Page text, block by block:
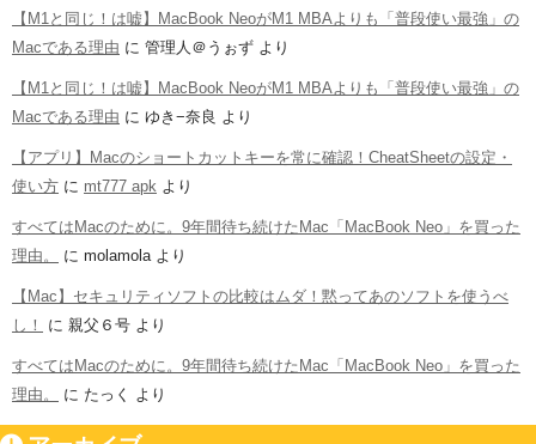
【M1と同じ！は嘘】MacBook NeoがM1 MBAよりも「普段使い最強」の
Macである理由 に 管理人＠うぉず より
【M1と同じ！は嘘】MacBook NeoがM1 MBAよりも「普段使い最強」の
Macである理由 に ゆき−奈良 より
【アプリ】Macのショートカットキーを常に確認！CheatSheetの設定・
使い方 に mt777 apk より
すべてはMacのために。9年間待ち続けたMac「MacBook Neo」を買った
理由。
に molamolaより
【Mac】セキュリティソフトの比較はムダ！黙ってあのソフトを使うべ
し！
に 親父６号 より
すべてはMacのために。9年間待ち続けたMac「MacBook Neo」を買った
理由。
に たっく より